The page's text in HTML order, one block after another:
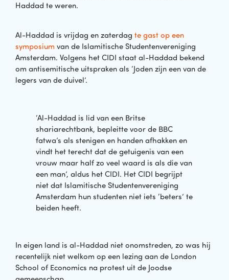
Haddad te weren.
Al-Haddad is vrijdag en zaterdag te gast op een
symposium van de Islamitische Studentenvereniging
Amsterdam. Volgens het CIDI staat al-Haddad bekend
om antisemitische uitspraken als ‘Joden zijn een van de
legers van de duivel’.
‘Al-Haddad is lid van een Britse
shariarechtbank, bepleitte voor de BBC
fatwa’s als stenigen en handen afhakken en
vindt het terecht dat de getuigenis van een
vrouw maar half zo veel waard is als die van
een man’, aldus het CIDI. Het CIDI begrijpt
niet dat Islamitische Studentenvereniging
Amsterdam hun studenten niet iets ‘beters’ te
beiden heeft.
In eigen land is al-Haddad niet onomstreden, zo was hij
recentelijk niet welkom op een lezing aan de London
School of Economics na protest uit de Joodse